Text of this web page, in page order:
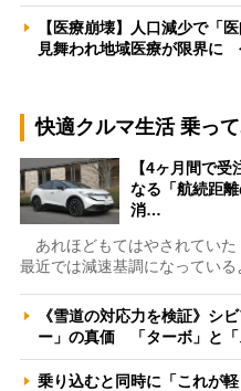
【医療崩壊】人口減少で「
見舞われ地域医療が限界
快適クルマ生活 乗っ
【4ヶ月間で
なる「航続距
消…
あれほどもてはやされていた
最近では減速基調になっている
《雪道の対応力を検証》シ
ー」の真価 「ターボ」と
乗り込むと同時に「これが